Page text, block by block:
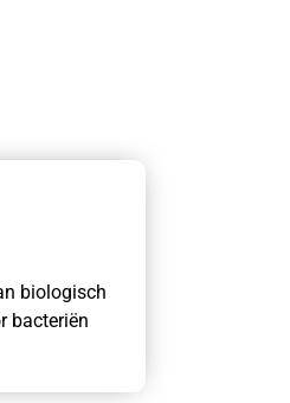
biologisch
bacteriën